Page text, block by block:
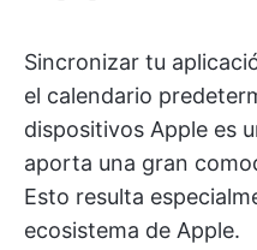
Sincronizar tu
el calendario
dispositivos Apple es
aporta una gran
Esto resulta
ecosistema de Apple.